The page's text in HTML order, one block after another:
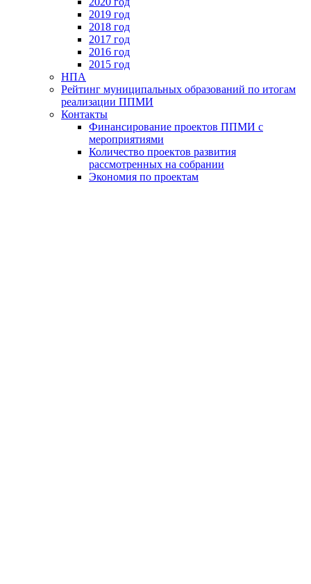
2019 год
2018 год
2017 год
2016 год
2015 год
НПА
Рейтинг муниципальных образований по итогам
реализации ППМИ
Контакты
Финансирование проектов ППМИ с
мероприятиями
Количество проектов развития
рассмотренных на собрании
Экономия по проектам